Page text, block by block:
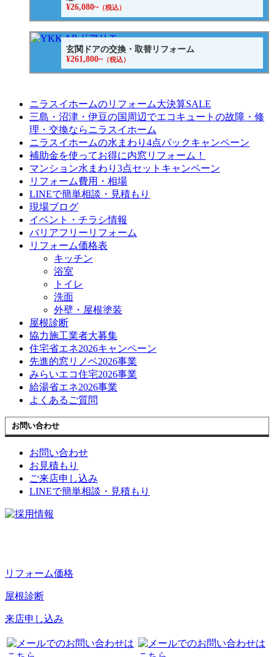
¥26,080~（税込）
玄関ドアの交換・取替リフォーム
¥261,800~（税込）
ニラスイホームのリフォーム大決算SALE
三島・沼津・伊豆の国周辺でエコキュートの故障・修
理・交換ならニラスイホーム
ニラスイホームの水まわり4点パックキャンペーン
補助金を使ってお得に内窓リフォーム！
マンション水まわり3点セットキャンペーン
リフォーム費用・相場
LINEで簡単相談・見積もり
現場ブログ
イベント・チラシ情報
バリアフリーリフォーム
リフォーム価格表
キッチン
浴室
トイレ
洗面
外壁・屋根塗装
屋根診断
協力施工業者大募集
住宅省エネ2026キャンペーン
先進的窓リノベ2026事業
みらいエコ住宅2026事業
給湯省エネ2026事業
よくあるご質問
お問い合わせ
お問い合わせ
お見積もり
ご来店申し込み
LINEで簡単相談・見積もり
リフォーム価格
屋根診断
来店申し込み